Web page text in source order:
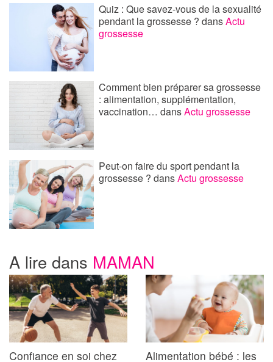
Quiz : Que savez-vous de la sexualité
pendant la grossesse ?dansActu
grossesse
Comment bien préparer sa grossesse
: alimentation, supplémentation,
vaccination…dansActu grossesse
Peut-on faire du sport pendant la
grossesse ?dansActu grossesse
A lire dans MAMAN
Confiance en soi chez Alimentation bébé : les